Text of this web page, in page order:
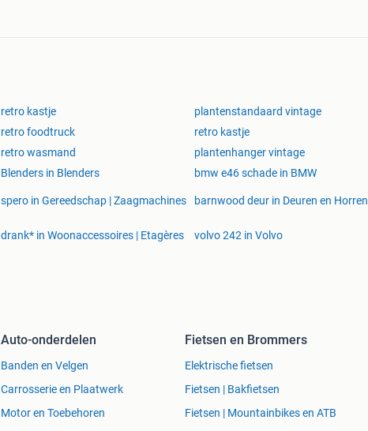
retro kastje
plantenstandaard vintage
retro foodtruck
retro kastje
retro wasmand
plantenhanger vintage
Blenders in Blenders bmw e46 schade in BMW
spero in Gereedschap | Zaagmachines barnwood deur in Deuren en Horren
drank* in Woonaccessoires | Etagères volvo 242 in Volvo
Auto-onderdelen
Banden en Velgen
Carrosserie en Plaatwerk
Motor en Toebehoren
Fietsen en Brommers
Elektrische fietsen
Fietsen | Bakfietsen
Fietsen | Mountainbikes en ATB